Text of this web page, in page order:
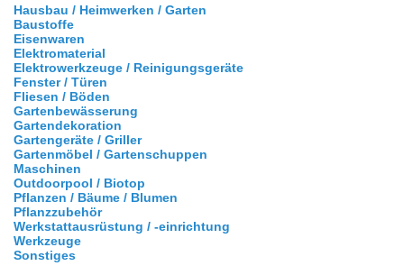
Hausbau / Heimwerken / Garten
Baustoffe
Eisenwaren
Elektromaterial
Elektrowerkzeuge / Reinigungsgeräte
Fenster / Türen
Fliesen / Böden
Gartenbewässerung
Gartendekoration
Gartengeräte / Griller
Gartenmöbel / Gartenschuppen
Maschinen
Outdoorpool / Biotop
Pflanzen / Bäume / Blumen
Pflanzzubehör
Werkstattausrüstung / -einrichtung
Werkzeuge
Sonstiges